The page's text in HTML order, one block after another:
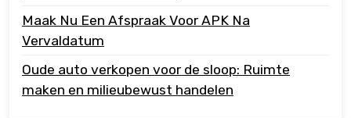
Maak Nu Een Afspraak Voor APK Na
Vervaldatum
Oude auto verkopen voor de sloop: Ruimte
maken en milieubewust handelen